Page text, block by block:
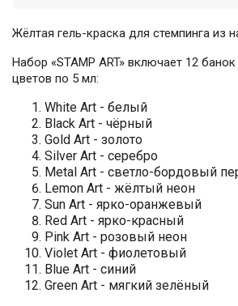
Жёлтая гель-краска для стемпинга из
Набор «STAMP ART» включает 12
цветов по 5 мл:
White Art - белый
Black Art - чёрный
Gold Art - золото
Silver Art - серебро
Metal Art - светло-бордовый
Lemon Art - жёлтый неон
Sun Art - ярко-оранжевый
Red Art - ярко-красный
Pink Art - розовый неон
Violet Art - фиолетовый
Blue Art - синий
Green Art - мягкий зелёный